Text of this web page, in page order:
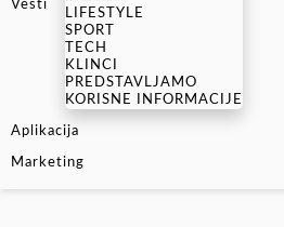
Vesti
LIFESTYLE
SPORT
TECH
KLINCI
PREDSTAVLJAMO
KORISNE INFORMACIJE
Aplikacija
Marketing